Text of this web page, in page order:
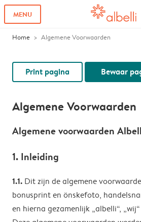
MENU
Home Algemene Voorwaarden
Print pagina Bewaar
Algemene Voorwaarden
Algemene voorwaarden
1. Inleiding
1.1. Dit zijn de algemene
bonusprint en önskefoto,
en hierna gezamenlijk „albelli“,